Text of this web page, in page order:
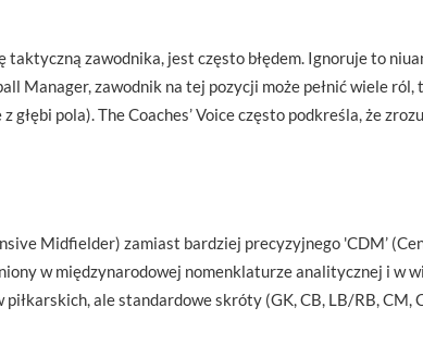
zawodnika, jest często błędem. Ignoruje to
Manager, zawodnik na tej pozycji może pełnić wiele
pola). The Coaches’ Voice często podkreśla, że
Midfielder) zamiast bardziej precyzyjnego 'CDM’
w międzynarodowej nomenklaturze analitycznej i w
ale standardowe skróty (GK, CB, LB/RB, CM,